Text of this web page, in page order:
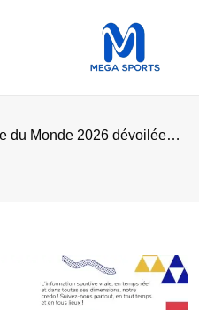
du Monde 2026 dévoilée…